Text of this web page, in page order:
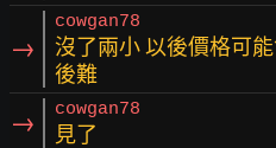
→
cowgan78
沒了兩小 以後價格可
後難
→ cowgan78
見了